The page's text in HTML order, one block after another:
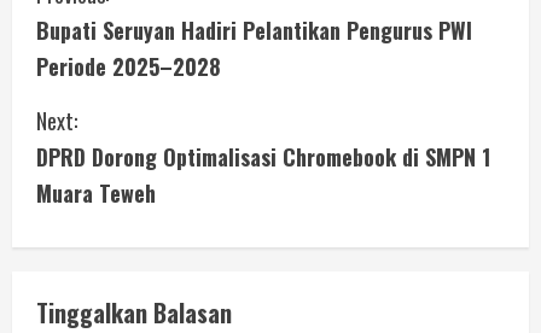
Bupati Seruyan Hadiri Pelantikan Pengurus PWI
Periode 2025–2028
Next:
DPRD Dorong Optimalisasi Chromebook di SMPN 1
Muara Teweh
Tinggalkan Balasan